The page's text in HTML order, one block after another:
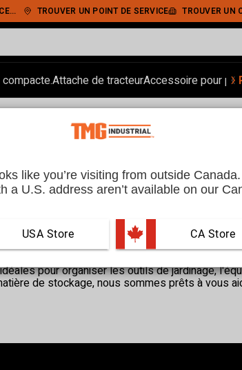
TROUVER UN POINT DE SERVICE TROUVER UN
Attache de tracteurAccessoire pour ‹
›
avec nos cabanes et abris dès aujourd'hui.
essentielles, garantissant ainsi le bon
pour organiser les outils de jardinage,
de stockage, nous sommes prêts à vous
maison ou à rationaliser vos opérations
like you’re visiting from outside Canada.
a U.S. address aren’t available on our
USA Store CA Store